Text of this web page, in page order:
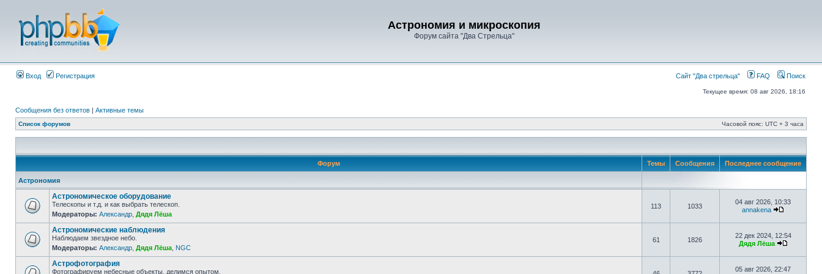
Астрономия и микроскопия
Форум сайта "Два Стрельца"
Вход Регистрация Сайт "Два стрельца" FAQ Поиск
Текущее время: 08 авг 2026, 18:16
Сообщения без ответов | Активные темы
Список форумов Часовой пояс: UTC + 3 часа
Форум Темы Сообщения Последнее сообщение
Астрономия
Астрономическое оборудование
Телескопы и т.д. и как выбрать телескоп.
Модераторы: Александр Дядя Лёша
113 1033
04 авг 2026, 10:33
annakena
Астрономические наблюдения
Наблюдаем звездное небо.
Модераторы: Александр Дядя Лёша NGC
61 1826
22 дек 2024, 12:54
Дядя Лёша
Астрофотография
Фотографируем небесные объекты, делимся опытом.
05 авг 2026, 22:47